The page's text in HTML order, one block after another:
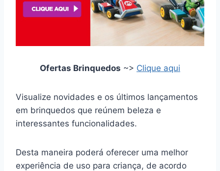
Ofertas Brinquedos ~> Clique aqui
Visualize novidades e os últimos lançamentos
em brinquedos que reúnem beleza e
interessantes funcionalidades.
Desta maneira poderá oferecer uma melhor
experiência de uso para criança, de acordo